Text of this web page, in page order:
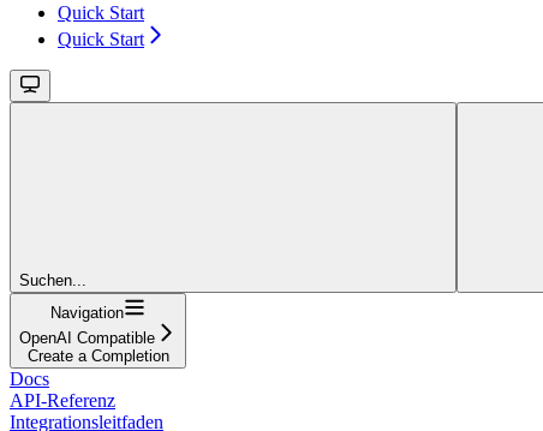
Quick Start
Quick Start
Suchen...
Navigation
OpenAI Compatible
Create a Completion
Docs
API-Referenz
Integrationsleitfaden